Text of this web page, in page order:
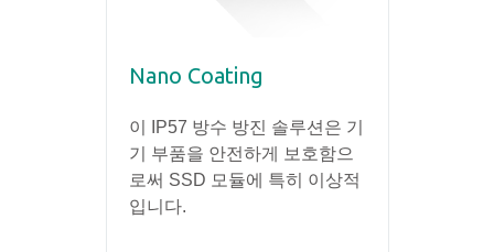
Nano Coating
이 IP57 방수 방진 솔루션은 기
기 부품을 안전하게 보호함으
로써 SSD 모듈에 특히 이상적
입니다.